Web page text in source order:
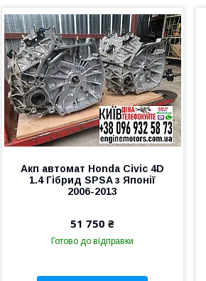
Акп автомат Honda Civic 4D
1.4 Гібрид SPSA з Японії
2006-2013
51 750 ₴
Готово до відправки